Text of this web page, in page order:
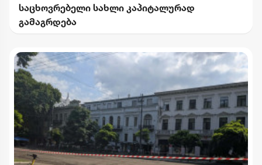
საცხოვრებელი სახლი კაპიტალურად
გამაგრდება